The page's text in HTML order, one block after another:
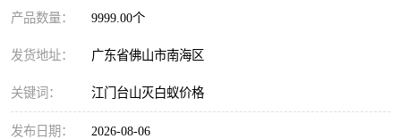
产品数量： 9999.00个
发货地址： 广东省佛山市南海区
关键词： 江门台山灭白蚁价格
发布日期： 2026-08-06